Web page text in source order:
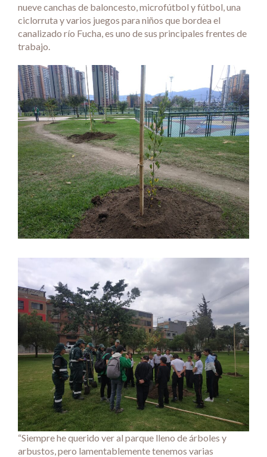
nueve canchas de baloncesto, microfútbol y fútbol, una
ciclorruta y varios juegos para niños que bordea el
canalizado río Fucha, es uno de sus principales frentes de
trabajo.
“Siempre he querido ver al parque lleno de árboles y
arbustos, pero lamentablemente tenemos varias